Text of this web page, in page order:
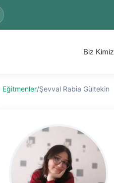
Biz Kimiz
/Şevval Rabia Gültekin